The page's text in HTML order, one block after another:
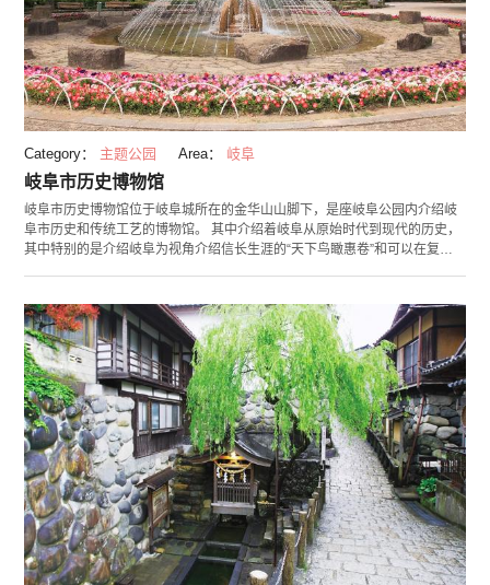
Category： 主题公园 Area： 岐阜
岐阜市历史博物馆
岐阜市历史博物馆位于岐阜城所在的金华山山脚下，是座岐阜公园内介绍岐
阜市历史和传统工艺的博物馆。 其中介绍着岐阜从原始时代到现代的历史，
其中特别的是介绍岐阜为视角介绍信长生涯的“天下鸟瞰惠卷”和可以在复原
不同分为四个区域的不同展示厅，可以在其中进行与当时代的各种体验，边
玩边学习相关的历史。